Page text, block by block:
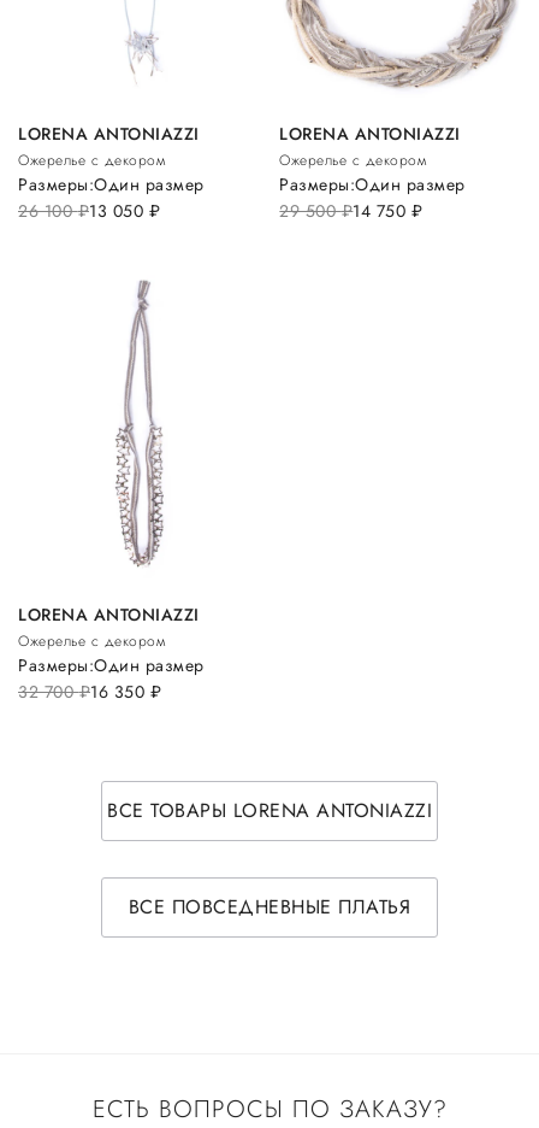
LORENA ANTONIAZZI
Ожерелье с декором
26 100руб.13 050 руб.
Размеры:Один размер
LORENA ANTONIAZZI
Ожерелье с декором
29 500руб.14 750 руб.
Размеры:Один размер
LORENA ANTONIAZZI
Ожерелье с декором
32 700руб.16 350 руб.
Размеры:Один размер
ВСЕ ТОВАРЫ LORENA ANTONIAZZI
ВСЕ ПОВСЕДНЕВНЫЕ ПЛАТЬЯ
ЕСТЬ ВОПРОСЫ ПО ЗАКАЗУ?